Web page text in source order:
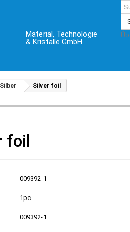
Material, Technologie
& Kristalle GmbH
Silber Silver foil
foil
009392-1
1pc.
009392-1